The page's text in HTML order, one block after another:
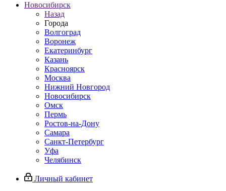
Новосибирск
Назад
Города
Волгоград
Воронеж
Екатеринбург
Казань
Красноярск
Москва
Нижний Новгород
Новосибирск
Омск
Пермь
Ростов-на-Дону
Самара
Санкт-Петербург
Уфа
Челябинск
Личный кабинет